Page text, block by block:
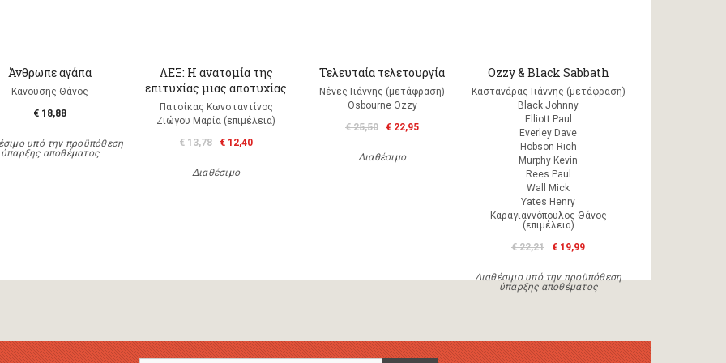
Άνθρωπε αγάπα
Κανούσης Θάνος
€ 18,88
υπό την προϋπόθεση
ύπαρξης αποθέματος
ΛΕΞ: Η ανατομία της
επιτυχίας μιας αποτυχίας
Πατσίκας Κωνσταντίνος
Ζιώγου Μαρία (επιμέλεια)
€ 13,78
€ 12,40
Διαθέσιμο
Τελευταία τελετουργία
Νένες Γιάννης (μετάφραση)
Osbourne Ozzy
€ 25,50
€ 22,95
Διαθέσιμο
Ozzy & Black Sabbath
Καστανάρας Γιάννης (μετάφραση)
Black Johnny
Elliott Paul
Everley Dave
Hobson Rich
Murphy Kevin
Rees Paul
Wall Mick
Yates Henry
Καραγιαννόπουλος Θάνος
(επιμέλεια)
€ 22,21
€ 19,99
Διαθέσιμο υπό την προϋπόθεση
ύπαρξης αποθέματος